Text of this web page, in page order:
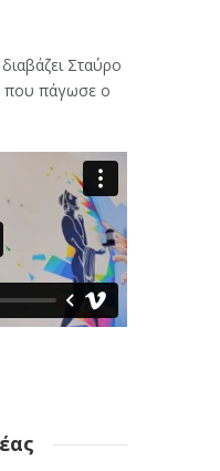
Σταύρο
που πάγωσε ο